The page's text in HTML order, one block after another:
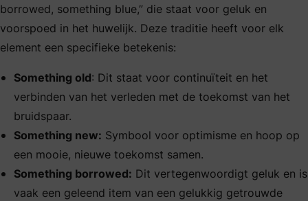
borrowed, something blue,” die staat voor geluk en
voorspoed in het huwelijk. Deze traditie heeft voor elk
element een specifieke betekenis:
Something old: Dit staat voor continuïteit en het
verbinden van het verleden met de toekomst van het
bruidspaar.
Something new: Symbool voor optimisme en hoop op
een mooie, nieuwe toekomst samen.
Something borrowed: Dit vertegenwoordigt geluk en is
vaak een geleend item van een gelukkig getrouwde